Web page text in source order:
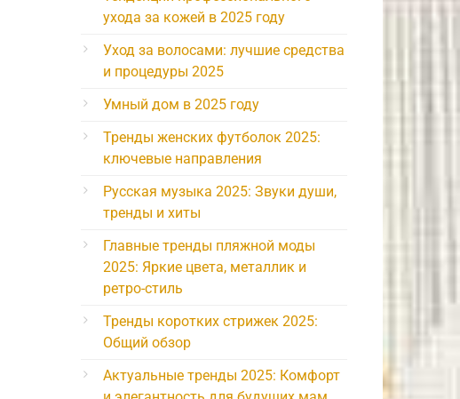
ухода за кожей в 2025 году
Уход за волосами: лучшие средства
и процедуры 2025
Умный дом в 2025 году
Тренды женских футболок 2025:
ключевые направления
Русская музыка 2025: Звуки души,
тренды и хиты
Главные тренды пляжной моды
2025: Яркие цвета, металлик и
ретро-стиль
Тренды коротких стрижек 2025:
Общий обзор
Актуальные тренды 2025: Комфорт